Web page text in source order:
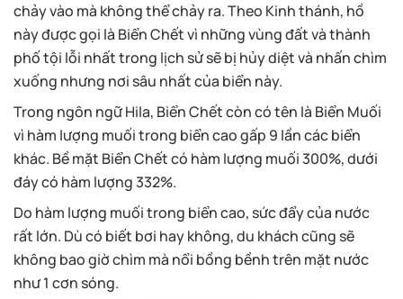
chảy vào mà không thể chảy ra. Theo Kinh thánh, hồ
này được gọi là Biển Chết vì những vùng đất và thành
phố tội lỗi nhất trong lịch sử sẽ bị hủy diệt và nhấn chìm
xuống nhưng nơi sâu nhất của biển này.
Trong ngôn ngữ Hila, Biển Chết còn có tên là Biển Muối
vì hàm lượng muối trong biển cao gấp 9 lần các biển
khác. Bề mặt Biển Chết có hàm lượng muối 300%, dưới
đáy có hàm lượng 332%.
Do hàm lượng muối trong biển cao, sức đẩy của nước
rất lớn. Dù có biết bơi hay không, du khách cũng sẽ
không bao giờ chìm mà nổi bồng bềnh trên mặt nước
như 1 cơn sóng.